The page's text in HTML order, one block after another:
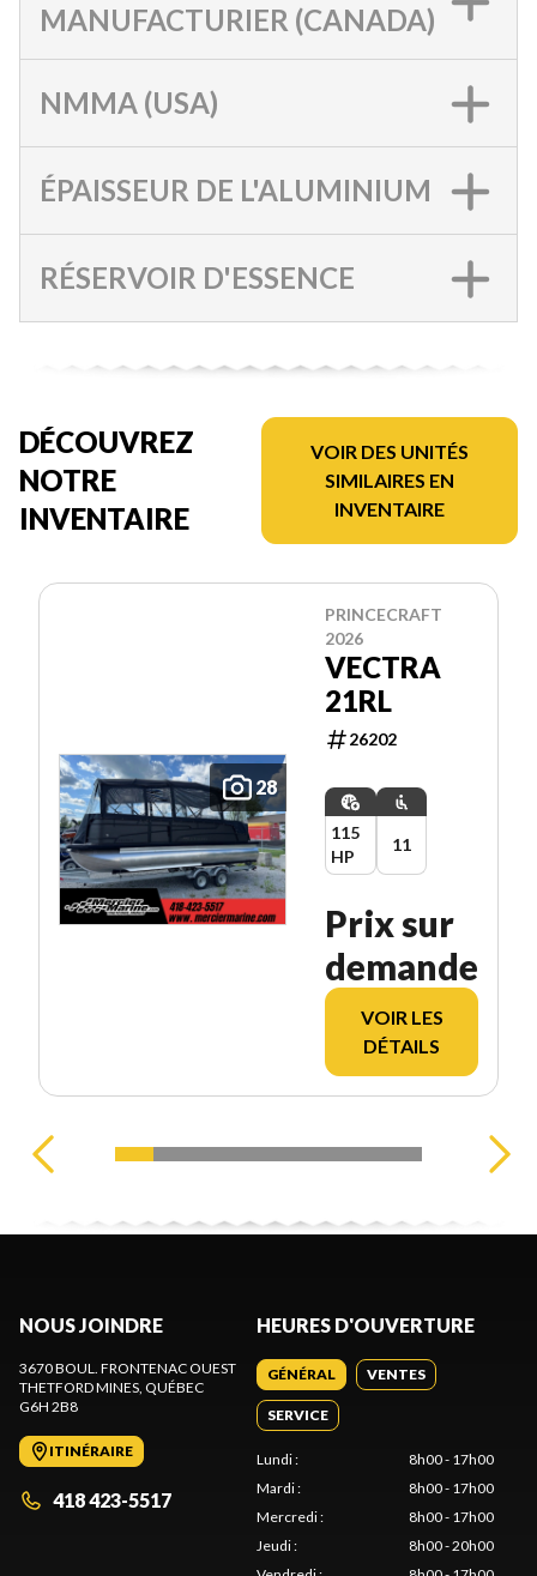
MANUFACTURIER (CANADA)
NMMA (USA)
ÉPAISSEUR DE L'ALUMINIUM
RÉSERVOIR D'ESSENCE
DÉCOUVREZ
NOTRE
INVENTAIRE
VOIR DES UNITÉS
SIMILAIRES EN
INVENTAIRE
28
PRINCECRAFT
2026
VECTRA
21RL
26202
115
HP
11
Prix sur
demande
VOIR LES
DÉTAILS
NOUS JOINDRE
3670 BOUL. FRONTENAC OUEST
THETFORD MINES , QUÉBEC
G6H 2B8
ITINÉRAIRE
418 423-5517
HEURES D'OUVERTURE
GÉNÉRAL VENTES
SERVICE
Lundi:
8h00 - 17h00
Mardi:
8h00 - 17h00
Mercredi:
8h00 - 17h00
Jeudi:
8h00 - 20h00